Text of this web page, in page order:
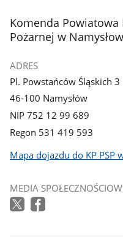
galerii.
stopka
Komenda Powiatowa
Pożarnej w
ADRES
Pl. Powstańców Śląskich 3
46-100 Namysłów
NIP 752 12 99 689
Regon 531 419 593
Mapa dojazdu do KP PSP
się
w
MEDIA